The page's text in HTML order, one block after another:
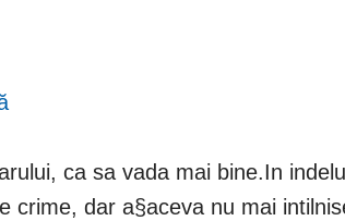
ca sa vada mai bine.In
crime, dar a§aceva nu mai